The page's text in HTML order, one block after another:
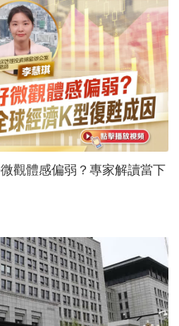
觀體感偏弱？專家解讀當下